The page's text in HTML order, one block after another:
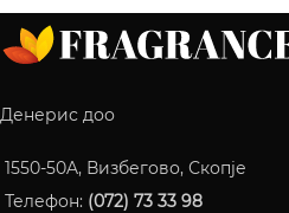
Денерис доо
1550-50A, Визбегово, Скопје
Телефон: (072) 73 33 98